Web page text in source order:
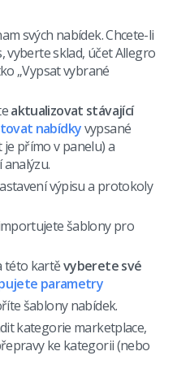
svých nabídek. Chcete-li
sklad, účet Allegro
„Vypsat vybrané
aktualizovat stávající
nabídkyvypsané
je přímo v panelu) a
výpisu a protokoly
šablony pro
této kartěvyberete své
parametry
šablony nabídek.
kategorie marketplace,
ke kategorii (nebo